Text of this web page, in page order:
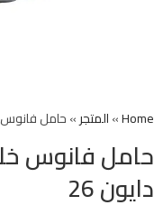
Home
»المتجر»حامل فانوس
حامل فانوس
دايون 26